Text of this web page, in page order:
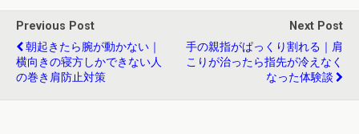
Previous Post
朝起きたら腕が動かない｜
横向きの寝方しかできない人
の巻き肩防止対策
Next Post
手の親指がぱっくり割れる｜肩
こりが治ったら指先が冷えなく
なった体験談